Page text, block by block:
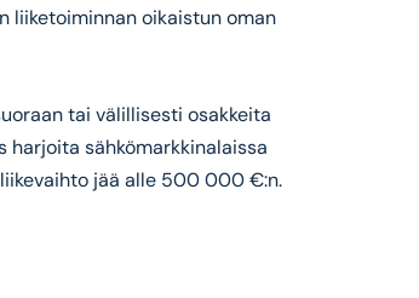
liiketoiminnan oikaistun oman
tai välillisesti osakkeita
sähkömarkkinalaissa
jää alle 500 000 €:n.